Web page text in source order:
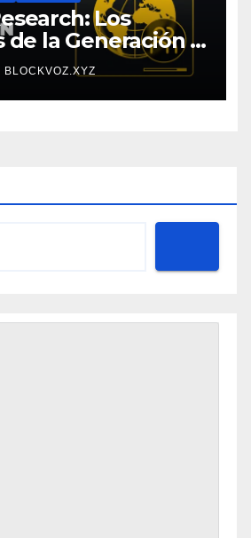
Los
de la Generación Z
jóvenes y
disciplina
BLOCKVOZ.XYZ